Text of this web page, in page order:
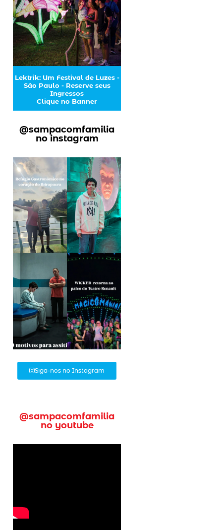
Lektrik: Um Festival de Luzes -
São Paulo - Reserve seus
Ingressos
Clique no Banner
@sampacomfamilia
no instagram
Siga-nos no Instagram
@sampacomfamilia
no youtube